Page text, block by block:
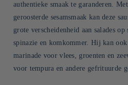
authentieke smaak te garanderen.
geroosterde sesamsmaak kan deze
grote verscheidenheid aan salades
spinazie en komkommer. Hij kan
marinade voor vlees, groenten en
voor tempura en andere gefrituurde